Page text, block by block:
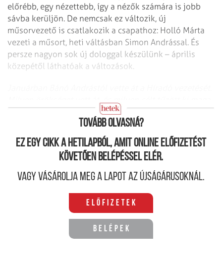
előrébb, egy nézettebb, így a nézők számára is jobb
sávba kerüljön. De nemcsak ez változik, új
műsorvezető is csatlakozik a csapathoz: Holló Márta
vezeti a műsort, heti váltásban Simon Andrással. És
persze nagyon sok új dologgal készülünk – április
közepétől láthatóak a változások.
Tovább olvasná?
Ez egy cikk a hetilapból, amit online előfizetést
követően belépéssel elér.
Vagy vásárolja meg a lapot az újságárusoknál.
Előfizetek
Belépek